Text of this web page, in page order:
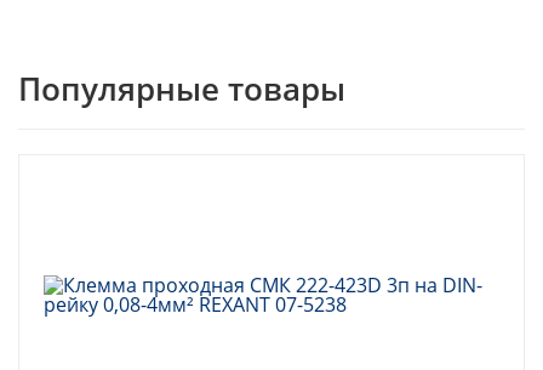
Популярные товары